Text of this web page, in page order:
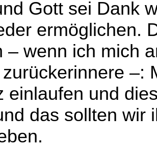
Gott sei Dank
ermöglichen.
– wenn ich mich
–:
einlaufen und
das sollten wir